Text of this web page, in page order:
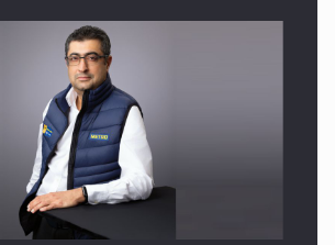
care nu se supun noilor